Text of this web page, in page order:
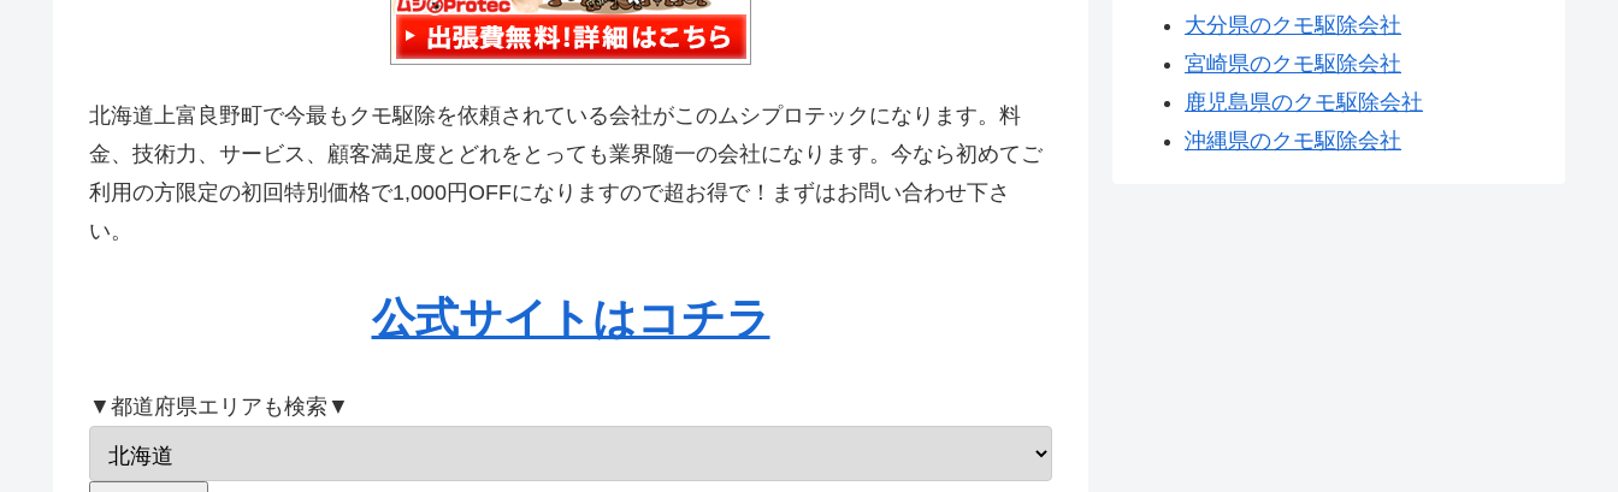
北海道上富良野町で今最もクモ駆除を依頼されている会社がこのムシプロテックになります。料
金、技術力、サービス、顧客満足度とどれをとっても業界随一の会社になります。今なら初めてご
利用の方限定の初回特別価格で1,000円OFFになりますので超お得で！まずはお問い合わせ下さ
い。
公式サイトはコチラ
▼都道府県エリアも検索▼
大分県のクモ駆除会社
宮崎県のクモ駆除会社
鹿児島県のクモ駆除会社
沖縄県のクモ駆除会社